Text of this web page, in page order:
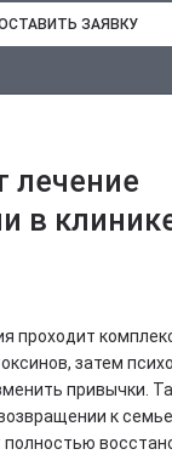
ЗАЯВКУ
лечение
в
проходит
затем
привычки.
к